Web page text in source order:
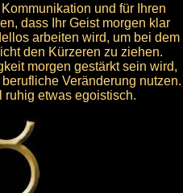
und für Ihren
dass Ihr Geist morgen klar
arbeiten wird, um bei dem
den Kürzeren zu ziehen.
morgen gestärkt sein wird,
Veränderung nutzen.
ruhig etwas egoistisch.